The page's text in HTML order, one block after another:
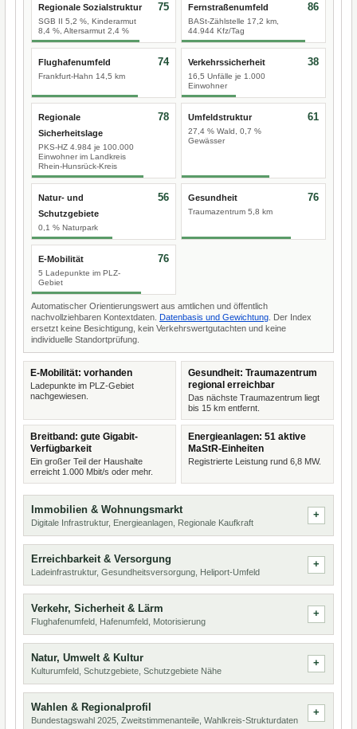
Regionale Sozialstruktur
SGB II 5,2 %, Kinderarmut
8,4 %, Altersarmut 2,4 %
75 Fernstraßenumfeld
BASt-Zählstelle 17,2 km,
44.944 Kfz/Tag
86
Flughafenumfeld
Frankfurt-Hahn 14,5 km
74 Verkehrssicherheit
16,5 Unfälle je 1.000
Einwohner
38
Regionale
Sicherheitslage
PKS-HZ 4.984 je 100.000
Einwohner im Landkreis
Rhein-Hunsrück-Kreis
78 Umfeldstruktur
27,4 % Wald, 0,7 %
Gewässer
61
Natur- und
Schutzgebiete
0,1 % Naturpark
56 Gesundheit
Traumazentrum 5,8 km
76
E-Mobilität
5 Ladepunkte im PLZ-
Gebiet
76
Automatischer Orientierungswert aus amtlichen und öffentlich
nachvollziehbaren Kontextdaten. Datenbasis und Gewichtung . Der Index
ersetzt keine Besichtigung, kein Verkehrswertgutachten und keine
individuelle Standortprüfung.
E-Mobilität: vorhanden
Ladepunkte im PLZ-Gebiet
nachgewiesen.
Gesundheit: Traumazentrum
regional erreichbar
Das nächste Traumazentrum liegt
bis 15 km entfernt.
Breitband: gute Gigabit-
Verfügbarkeit
Ein großer Teil der Haushalte
erreicht 1.000 Mbit/s oder mehr.
Energieanlagen: 51 aktive
MaStR-Einheiten
Registrierte Leistung rund 6,8 MW.
Immobilien & Wohnungsmarkt
Digitale Infrastruktur, Energieanlagen, Regionale Kaufkraft
Erreichbarkeit & Versorgung
Ladeinfrastruktur, Gesundheitsversorgung, Heliport-Umfeld
Verkehr, Sicherheit & Lärm
Flughafenumfeld, Hafenumfeld, Motorisierung
Natur, Umwelt & Kultur
Kulturumfeld, Schutzgebiete, Schutzgebiete Nähe
Wahlen & Regionalprofil
Bundestagswahl 2025, Zweitstimmenanteile, Wahlkreis-Strukturdaten